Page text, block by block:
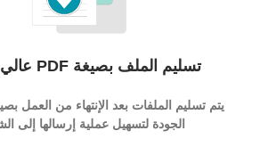
تسليم الملف بصيغة PDF عالي الجودة
الجودة لتسهيل عملية إرسالها إلى